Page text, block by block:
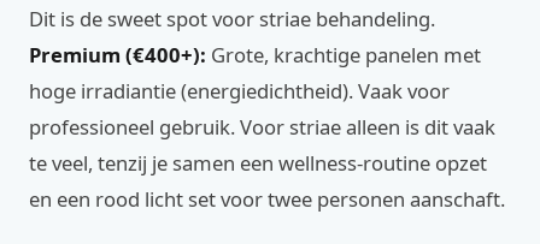
Dit is de sweet spot voor striae behandeling.
Premium (€400+): Grote, krachtige panelen met
hoge irradiantie (energiedichtheid). Vaak voor
professioneel gebruik. Voor striae alleen is dit vaak
te veel, tenzij je samen een wellness-routine opzet
en een rood licht set voor twee personen aanschaft.